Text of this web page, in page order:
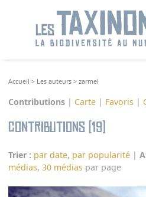
Accueil > Les auteurs >zarmel
Contributions | Carte | Favoris |
Contributions (19)
Trier : par date, par popularité |
médias,30 médias par page